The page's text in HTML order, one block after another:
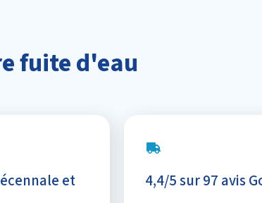
fuite d'eau
et
4,4/5 sur 97 avis